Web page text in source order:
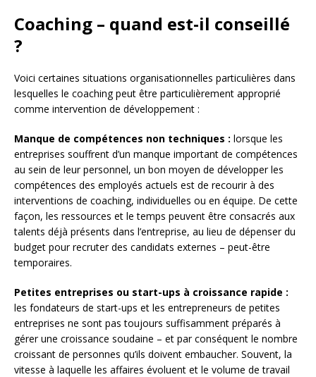
Coaching – quand est-il conseillé
?
Voici certaines situations organisationnelles particulières dans
lesquelles le coaching peut être particulièrement approprié
comme intervention de développement :
Manque de compétences non techniques : lorsque les
entreprises souffrent d’un manque important de compétences
au sein de leur personnel, un bon moyen de développer les
compétences des employés actuels est de recourir à des
interventions de coaching, individuelles ou en équipe. De cette
façon, les ressources et le temps peuvent être consacrés aux
talents déjà présents dans l’entreprise, au lieu de dépenser du
budget pour recruter des candidats externes – peut-être
temporaires.
Petites entreprises ou start-ups à croissance rapide :
les fondateurs de start-ups et les entrepreneurs de petites
entreprises ne sont pas toujours suffisamment préparés à
gérer une croissance soudaine – et par conséquent le nombre
croissant de personnes qu’ils doivent embaucher. Souvent, la
vitesse à laquelle les affaires évoluent et le volume de travail